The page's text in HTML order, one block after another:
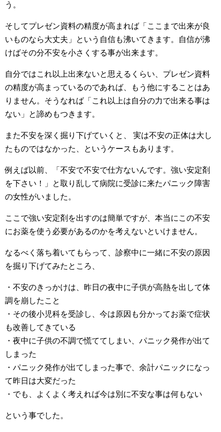
う。
そしてプレゼン資料の精度が高まれば「ここまで出来が良
いものなら大丈夫」という自信も沸いてきます。自信が沸
けばその分不安を小さくする事が出来ます。
自分ではこれ以上出来ないと思えるくらい、プレゼン資料
の精度が高まっているのであれば、もう他にすることはあ
りません。そうなれば「これ以上は自分の力で出来る事は
ない」と諦めもつきます。
また不安を深く掘り下げていくと、 実は不安の正体は大し
たものではなかった、というケースもあります。
例えば以前、「不安で不安で仕方ないんです。強い安定剤
を下さい！」と取り乱して病院に受診に来たパニック障害
の女性がいました。
ここで強い安定剤を出すのは簡単ですが、本当にこの不安
にお薬を使う必要があるのかを考えないといけません。
なるべく落ち着いてもらって、診察中に一緒に不安の原因
を掘り下げてみたところ、
・不安のきっかけは、昨日の夜中に子供が高熱を出して体
調を崩したこと
・その後小児科を受診し、今は原因も分かってお薬で症状
も改善してきている
・夜中に子供の不調で慌ててしまい、パニック発作が出て
しまった
・パニック発作が出てしまった事で、余計パニックになっ
て昨日は大変だった
・でも、よくよく考えれば今は別に不安な事は何もない
という事でした。